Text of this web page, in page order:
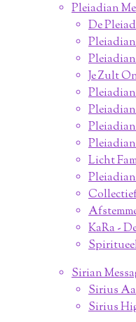
Pleiadian
De
Je Zult
Licht
KaRa -
Sirian
Sirius
Sirius